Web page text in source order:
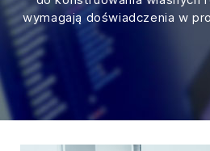
wymagają doświadczenia w